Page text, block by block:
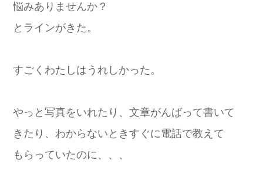
悩みありませんか？
とラインがきた。
すごくわたしはうれしかった。
やっと写真をいれたり、文章がんばって書いて
きたり、わからないときすぐに電話で教えて
もらっていたのに、、、